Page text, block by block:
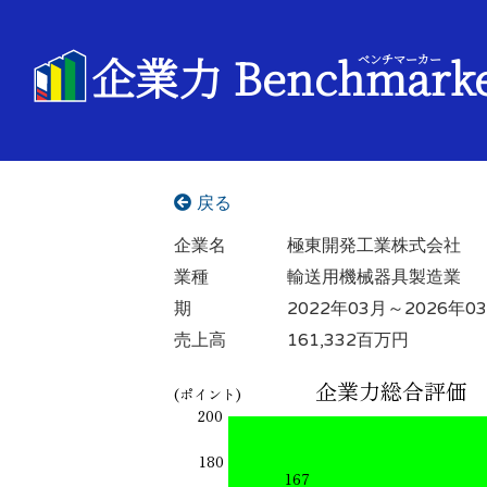
ベンチマーカー
企業力
戻る
企業名
極東開発工業株式会社
業種
輸送用機械器具製造業
期
2022年03月～2026年03
売上高
161,332百万円